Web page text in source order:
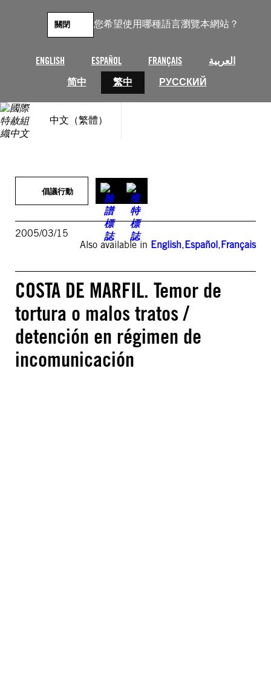
您希望使用哪種語言瀏覽本網站？
ENGLISH ESPAÑOL FRANÇAIS
العربية
简中
繁中 РУССКИЙ
關閉
中文（繁體）
倡議行動
2005/03/15
Also available in English,Español,Français
COSTA DE MARFIL. Temor de
tortura o malos tratos /
detención en régimen de
incomunicación